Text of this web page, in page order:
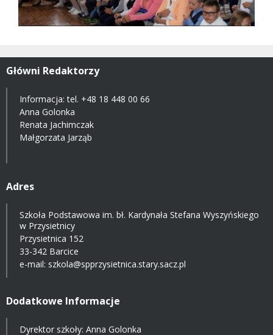
Główni Redaktorzy
Informacja: tel. +48 18 448 00 66
Anna Golonka
Renata Jachimczak
Małgorzata Jarząb
Adres
Szkoła Podstawowa im. bł. Kardynała Stefana Wyszyńskiego
w Przysietnicy
Przysietnica 152
33-342 Barcice
e-mail: szkola@spprzysietnica.stary.sacz.pl
Dodatkowe Informacje
Dyrektor szkoły: Anna Golonka